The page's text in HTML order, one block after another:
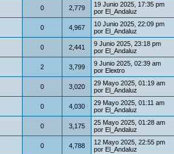
0 2,779
19 Junio 2025, 17:35 pm
por El_Andaluz
0 4,967
10 Junio 2025, 22:09 pm
por El_Andaluz
0 2,441
9 Junio 2025, 23:18 pm
por El_Andaluz
2 3,799
9 Junio 2025, 02:39 am
por Eleкtro
0 3,020
29 Mayo 2025, 01:19 am
por El_Andaluz
0 4,030
29 Mayo 2025, 01:11 am
por El_Andaluz
0 3,175
25 Mayo 2025, 01:28 am
por El_Andaluz
0 4,788
12 Mayo 2025, 22:55 pm
por El_Andaluz